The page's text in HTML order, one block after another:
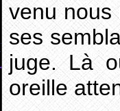
venu nous
ses
juge. Là
oreille